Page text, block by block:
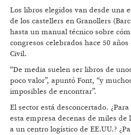
Los libros elegidos van desde una
de los castellers en Granollers
hasta un manual técnico sobre
congresos celebrados hace 50
Civil.
“De media suelen ser libros de
poco valor”, apuntó Font, “y
imposibles de encontrar”.
El sector está desconcertado.
esta empresa decenas de miles
a un centro logístico de EE.UU.?